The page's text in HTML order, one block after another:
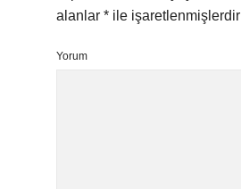
alanlar * ile işaretlenmişlerdir
Yorum